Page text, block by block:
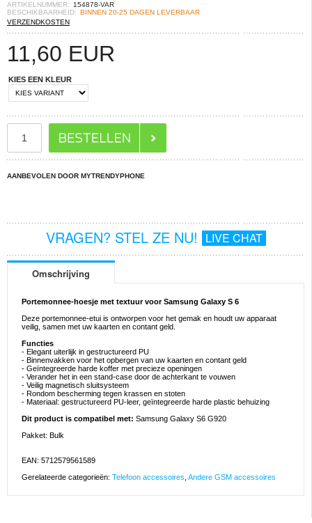
ARTIKELNUMMER:
154878-VAR
BESCHIKBAARHEID: BINNEN 20-25 DAGEN LEVERBAAR
VERZENDKOSTEN
11,60 EUR
KIES EEN KLEUR
AANBEVOLEN DOOR MYTRENDYPHONE
VRAGEN? STEL ZE NU! LIVE CHAT
Omschrijving
Portemonnee-hoesje met textuur voor Samsung Galaxy S 6
Deze portemonnee-etui is ontworpen voor het gemak en houdt uw apparaat
veilig, samen met uw kaarten en contant geld.
Functies
- Elegant uiterlijk in gestructureerd PU
- Binnenvakken voor het opbergen van uw kaarten en contant geld
- Geïntegreerde harde koffer met precieze openingen
- Verander het in een stand-case door de achterkant te vouwen
- Veilig magnetisch sluitsysteem
- Rondom bescherming tegen krassen en stoten
- Materiaal: gestructureerd PU-leer, geïntegreerde harde plastic behuizing
Dit product is compatibel met: Samsung Galaxy S6 G920
Pakket: Bulk
EAN: 5712579561589
Gerelateerde categorieën: Telefoon accessoires Andere GSM accessoires